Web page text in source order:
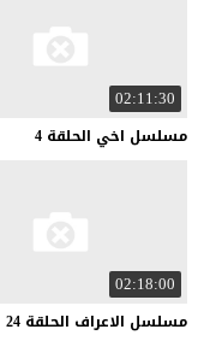
02:11:30
مسلسل اخي الحلقة 4
02:18:00
مسلسل الاعراف الحلقة 24